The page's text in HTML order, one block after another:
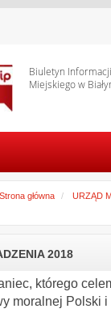
Biuletyn
Miejskiego w
Strona główna URZĄD
2018
którego
moralnej Polski i